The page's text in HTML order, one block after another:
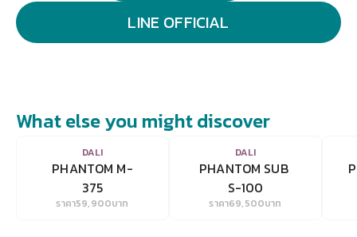
LINE OFFICIAL
What else you might discover
VIEW
DALI
PHANTOM M-
375
ราคา59,900บาท
VIEW
DALI
PHANTOM SUB
S-100
ราคา69,500บาท